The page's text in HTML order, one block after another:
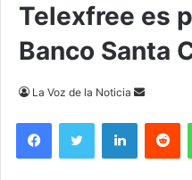
Telexfree es
Banco Santa
La Voz de la Noticia
Send
email
FacebookTwitter LinkedIn